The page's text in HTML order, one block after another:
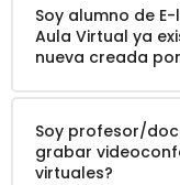
Soy alumno de
Aula Virtual ya
nueva creada
Soy profesor/
grabar
virtuales?